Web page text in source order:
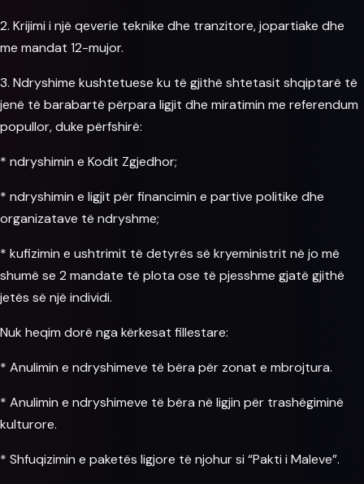
2. Krijimi i një qeverie teknike dhe tranzitore, jopartiake dhe
me mandat 12-mujor.
3. Ndryshime kushtetuese ku të gjithë shtetasit shqiptarë të
jenë të barabartë përpara ligjit dhe miratimin me referendum
popullor, duke përfshirë:
* ndryshimin e Kodit Zgjedhor;
* ndryshimin e ligjit për financimin e partive politike dhe
organizatave të ndryshme;
* kufizimin e ushtrimit të detyrës së kryeministrit në jo më
shumë se 2 mandate të plota ose të pjesshme gjatë gjithë
jetës së një individi.
Nuk heqim dorë nga kërkesat fillestare:
* Anulimin e ndryshimeve të bëra për zonat e mbrojtura.
* Anulimin e ndryshimeve të bëra në ligjin për trashëgiminë
kulturore.
* Shfuqizimin e paketës ligjore të njohur si “Pakti i Maleve”.